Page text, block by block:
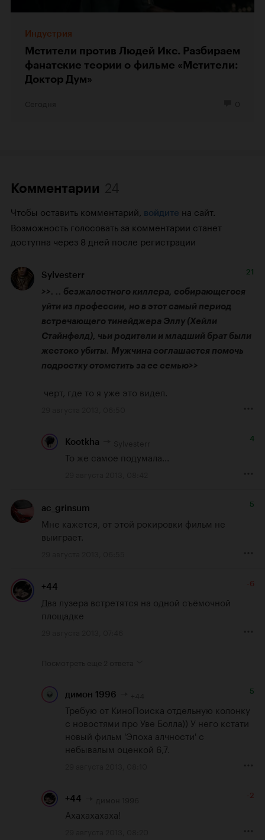
Индустрия
Мстители против Людей Икс. Разбираем
фанатские теории о фильме «Мстители:
Доктор Дум»
Комментарии
Чтобы оставить комментарий, войдите на сайт.
Возможность голосовать за комментарии станет
доступна через 8 дней после регистрации
Sylvesterr 21
>>. .. безжалостного киллера, собирающегося
уйти из профессии, но в этот самый период
встречающего тинейджера Эллу (Хейли
Стайнфелд), чьи родители и младший брат были
жестоко убиты. Мужчина соглашается помочь
подростку отомстить за ее семью>>
черт, где то я уже это видел.
Kootkha 4
То же самое подумала...
ac_grinsum 5
Мне кажется, от этой рокировки фильм не
выиграет.
+44 -6
Два лузера встретятся на одной съёмочной
площадке
димон 1996 5
Требую от КиноПоиска отдельную колонку
с новостями про Уве Болла)) У него кстати
новый фильм 'Эпоха алчности' с
небывалым оценкой 6,7.
+44 -2
Ахахахахаха!